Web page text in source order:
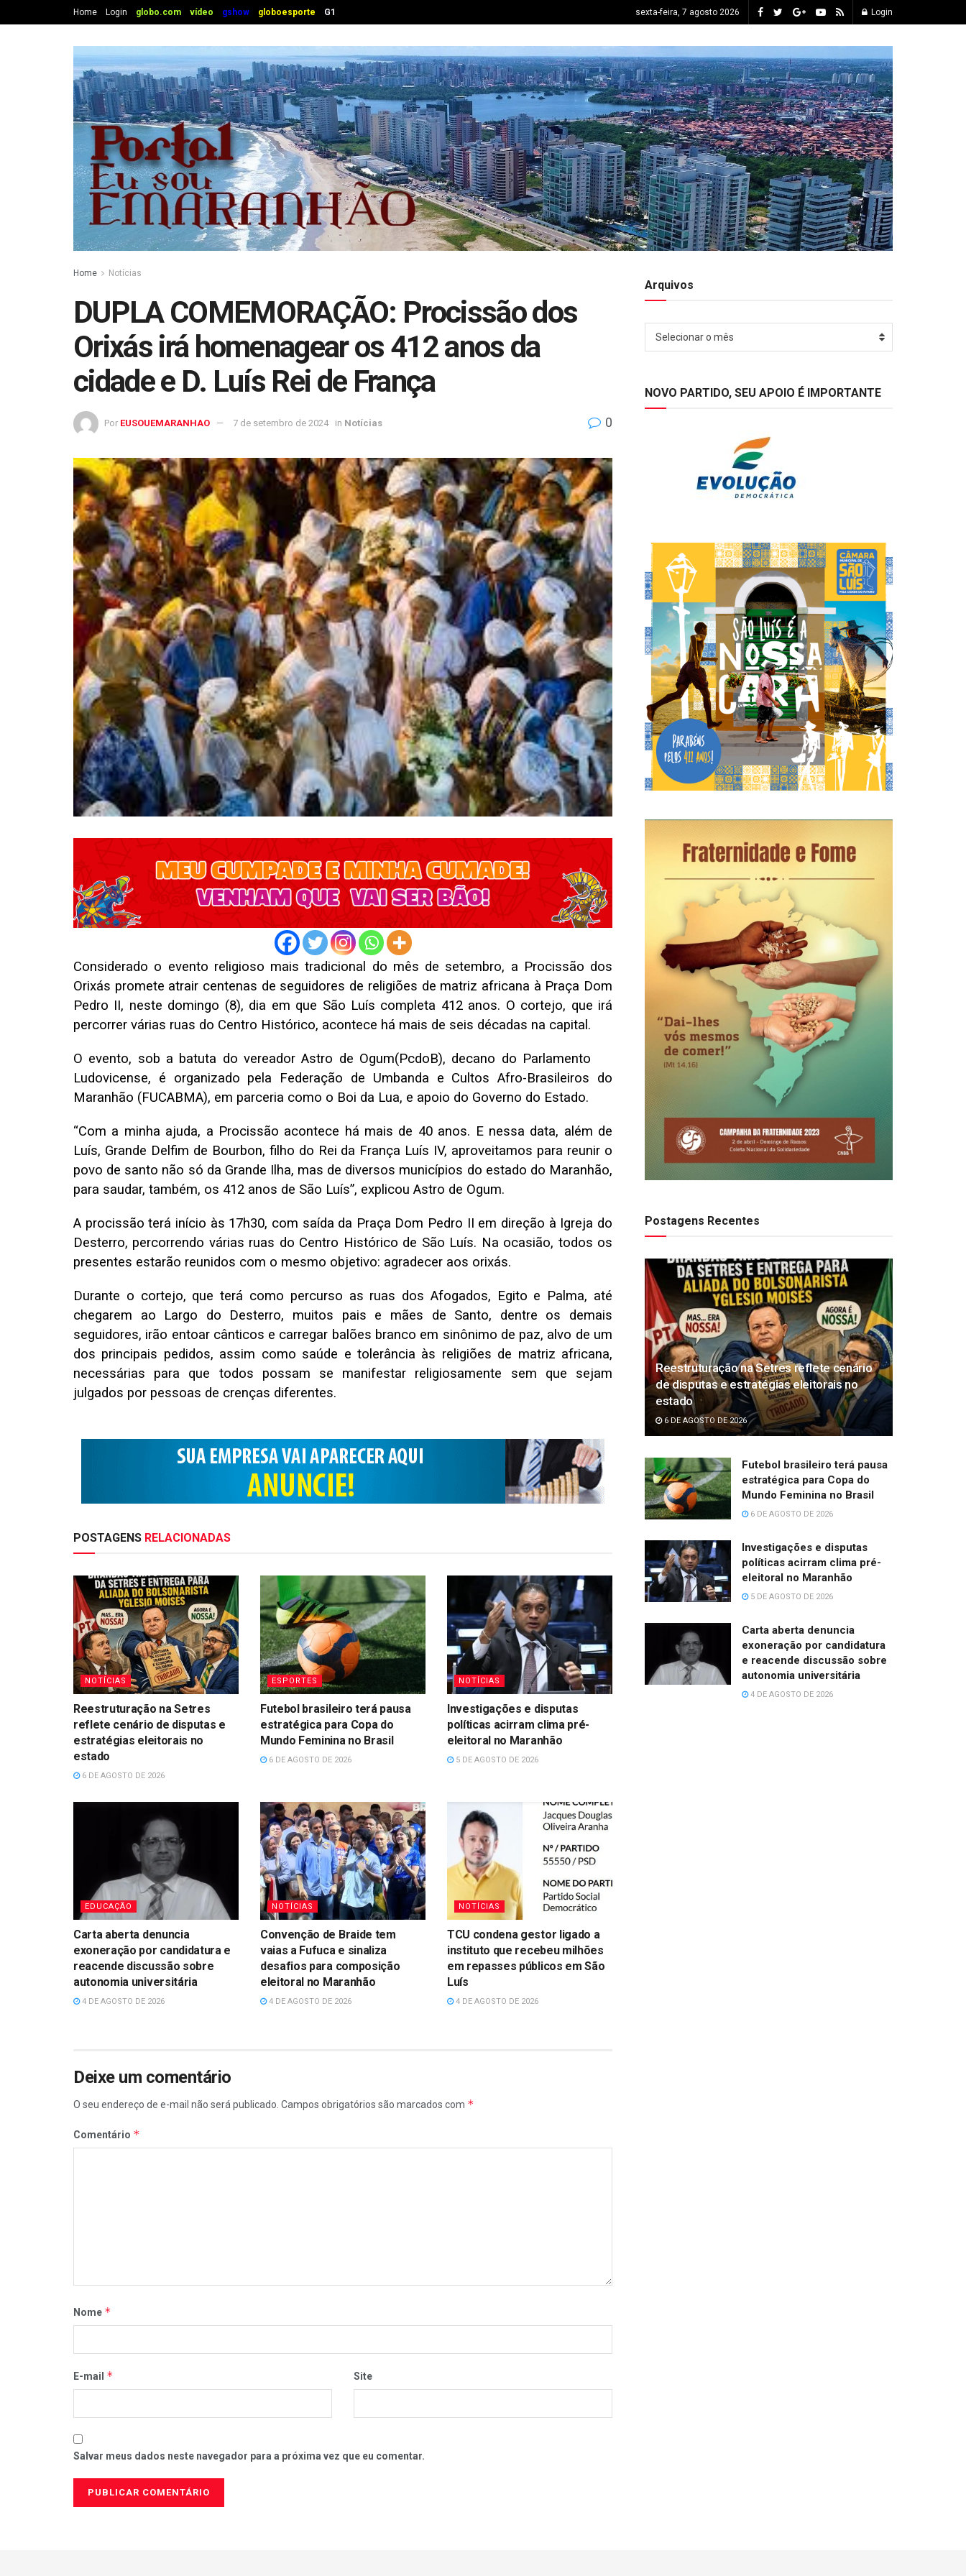
Home Login globo.com vídeo gshow globoesporte G1 sexta-feira, 7 agosto 2026 Login
Home Notícias
DUPLA COMEMORAÇÃO: Procissão dos
Orixás irá homenagear os 412 anos da
cidade e D. Luís Rei de França
Por EUSOUEMARANHAO 7 de setembro de 2024 in Notícias 0
Considerado o evento religioso mais tradicional do mês de setembro, a Procissão dos
Orixás promete atrair centenas de seguidores de religiões de matriz africana à Praça Dom
Pedro II, neste domingo (8), dia em que São Luís completa 412 anos. O cortejo, que irá
percorrer várias ruas do Centro Histórico, acontece há mais de seis décadas na capital.
O evento, sob a batuta do vereador Astro de Ogum(PcdoB), decano do Parlamento
Ludovicense, é organizado pela Federação de Umbanda e Cultos Afro-Brasileiros do
Maranhão (FUCABMA), em parceria como o Boi da Lua, e apoio do Governo do Estado.
“Com a minha ajuda, a Procissão acontece há mais de 40 anos. E nessa data, além de
Luís, Grande Delfim de Bourbon, filho do Rei da França Luís IV, aproveitamos para reunir o
povo de santo não só da Grande Ilha, mas de diversos municípios do estado do Maranhão,
para saudar, também, os 412 anos de São Luís”, explicou Astro de Ogum.
A procissão terá início às 17h30, com saída da Praça Dom Pedro II em direção à Igreja do
Desterro, percorrendo várias ruas do Centro Histórico de São Luís. Na ocasião, todos os
presentes estarão reunidos com o mesmo objetivo: agradecer aos orixás.
Durante o cortejo, que terá como percurso as ruas dos Afogados, Egito e Palma, até
chegarem ao Largo do Desterro, muitos pais e mães de Santo, dentre os demais
seguidores, irão entoar cânticos e carregar balões branco em sinônimo de paz, alvo de um
dos principais pedidos, assim como saúde e tolerância às religiões de matriz africana,
necessárias para que todos possam se manifestar religiosamente sem que sejam
julgados por pessoas de crenças diferentes.
POSTAGENS RELACIONADAS
NOTÍCIAS
Reestruturação na Setres
reflete cenário de disputas e
estratégias eleitorais no
estado
6 DE AGOSTO DE 2026
ESPORTES
Futebol brasileiro terá pausa
estratégica para Copa do
Mundo Feminina no Brasil
6 DE AGOSTO DE 2026
NOTÍCIAS
Investigações e disputas
políticas acirram clima pré-
eleitoral no Maranhão
5 DE AGOSTO DE 2026
EDUCAÇÃO
Carta aberta denuncia
exoneração por candidatura e
reacende discussão sobre
autonomia universitária
4 DE AGOSTO DE 2026
NOTÍCIAS
Convenção de Braide tem
vaias a Fufuca e sinaliza
desafios para composição
eleitoral no Maranhão
4 DE AGOSTO DE 2026
NOTÍCIAS
TCU condena gestor ligado a
instituto que recebeu milhões
em repasses públicos em São
Luís
4 DE AGOSTO DE 2026
Deixe um comentário
O seu endereço de e-mail não será publicado. Campos obrigatórios são marcados com *
Comentário *
Nome *
E-mail * Site
Salvar meus dados neste navegador para a próxima vez que eu comentar.
Arquivos
Selecionar o mês
NOVO PARTIDO, SEU APOIO É IMPORTANTE
Postagens Recentes
Reestruturação na Setres reflete cenário
de disputas e estratégias eleitorais no
estado
6 DE AGOSTO DE 2026
Futebol brasileiro terá pausa
estratégica para Copa do
Mundo Feminina no Brasil
6 DE AGOSTO DE 2026
Investigações e disputas
políticas acirram clima pré-
eleitoral no Maranhão
5 DE AGOSTO DE 2026
Carta aberta denuncia
exoneração por candidatura
e reacende discussão sobre
autonomia universitária
4 DE AGOSTO DE 2026